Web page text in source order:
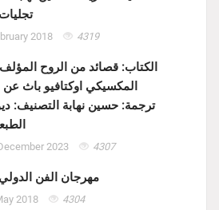
2018 4319
الكتاب: قصائد من الروح
المكسيكي اوكتافيو باث عن
ترجمة: حسين نهابة التصنيف:
2023 4307
مهرجان الفن الدولي
2018 4304